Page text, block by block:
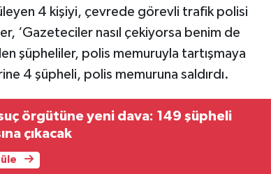
4 kişiyi, çevrede görevli trafik polisi
‘Gazeteciler nasıl çekiyorsa benim de
şüpheliler, polis memuruyla tartışmaya
4 şüpheli, polis memuruna saldırdı.
örgütüne yeni dava: 149 şüpheli
çıkacak